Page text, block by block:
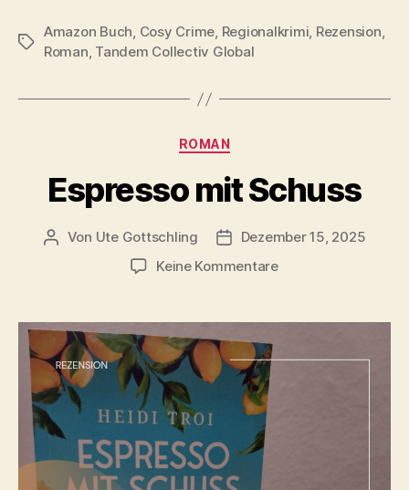
Schlagwörter
Amazon Buch, Cosy Crime, Regionalkrimi, Rezension,
Roman, Tandem Collectiv Global
Kategorien
ROMAN
Espresso mit Schuss
Beitragsautor
Von Ute Gottschling Veröffentlichungsdatum
Dezember 15, 2025
Keine Kommentarezu
Schuss